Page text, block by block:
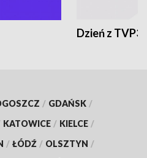
Dzień z TVP3
/ GDAŃSK /
KATOWICE / KIELCE /
/ ŁÓDŹ / OLSZTYN /